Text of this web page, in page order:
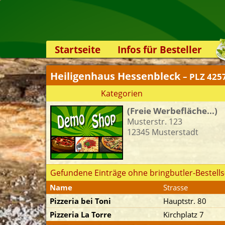
Startseite
Infos für Besteller
Lieferservice-App
Weiterempfehlen
Newsletter
Sicherheit
Kontakt
Heiligenhaus Hessenbleck– PLZ
Kategorien
(Freie Werbefläche...)
Musterstr. 123
12345 Musterstadt
Gefundene Einträge ohne bringbutler-
Name Strasse
Pizzeria bei Toni
Hauptstr. 80
Pizzeria La Torre
Kirchplatz 7